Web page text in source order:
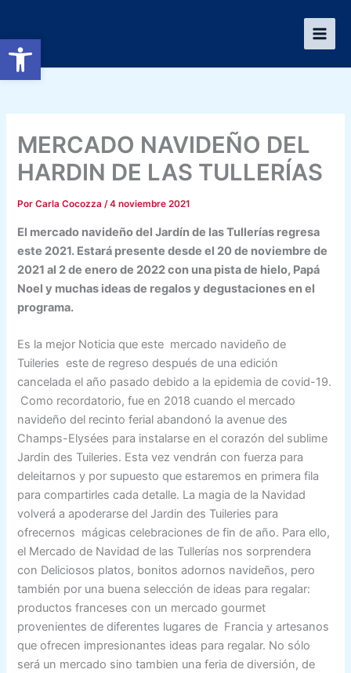
Abrir barra de herramientas
contenido
MERCADO NAVIDEÑO DEL
HARDIN DE LAS TULLERÍAS
PorCarla Cocozza/4 noviembre 2021
El mercado navideño del Jardín de las Tullerías regresa
este 2021. Estará presente desde el 20 de noviembre de
2021 al 2 de enero de 2022 con una pista de hielo, Papá
Noel y muchas ideas de regalos y degustaciones en el
programa.
Es la mejor Noticia que este mercado navideño de
Tuileries este de regreso después de una edición
cancelada el año pasado debido a la epidemia de covid-19.
Como recordatorio, fue en 2018 cuando el mercado
navideño del recinto ferial abandonó la avenue des
Champs-Elysées para instalarse en el corazón del sublime
Jardin des Tuileries. Esta vez vendrán con fuerza para
deleitarnos y por supuesto que estaremos en primera fila
para compartirles cada detalle. La magia de la Navidad
volverá a apoderarse del Jardin des Tuileries para
ofrecernos mágicas celebraciones de fin de año. Para ello,
el Mercado de Navidad de las Tullerías nos sorprendera
con Deliciosos platos, bonitos adornos navideños, pero
también por una buena selección de ideas para regalar:
productos franceses con un mercado gourmet
provenientes de diferentes lugares de Francia y artesanos
que ofrecen impresionantes ideas para regalar. No sólo
será un mercado sino tambien una feria de diversión, de